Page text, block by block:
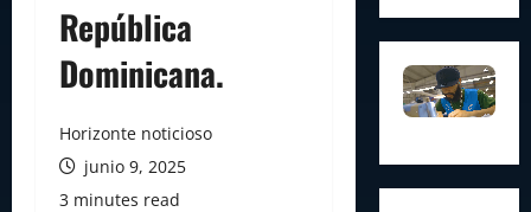
República
Dominicana.
Horizonte noticioso
junio 9, 2025
3 minutes read